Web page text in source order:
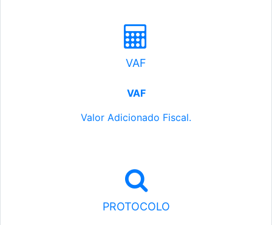
VAF
VAF
Valor Adicionado Fiscal.
PROTOCOLO